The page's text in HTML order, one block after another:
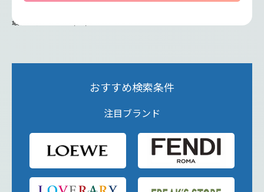
最終更新日：2026/01/09
おすすめ検索条件
注目ブランド